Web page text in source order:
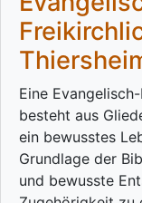
Eine
besteht aus
ein bewusstes
Grundlage der
und bewusste